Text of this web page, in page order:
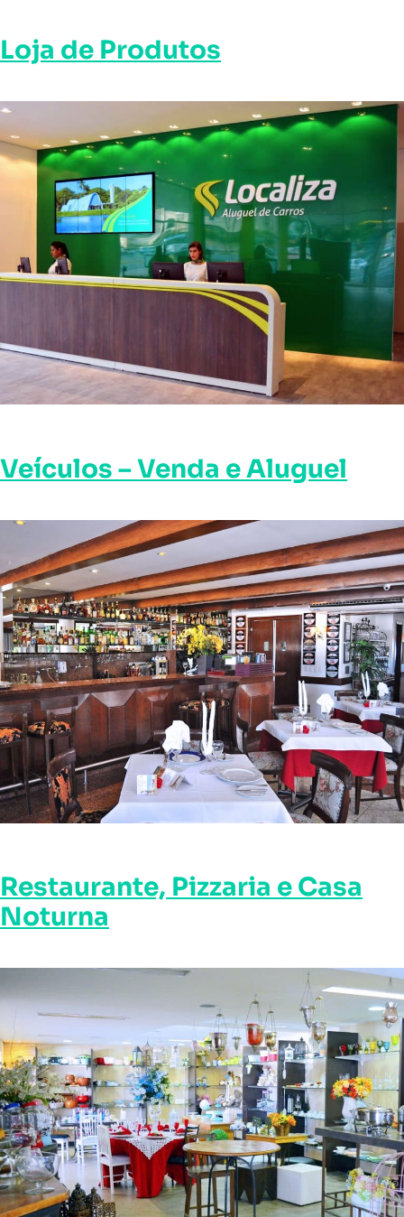
Loja de Produtos
Veículos – Venda e Aluguel
Restaurante, Pizzaria e Casa
Noturna